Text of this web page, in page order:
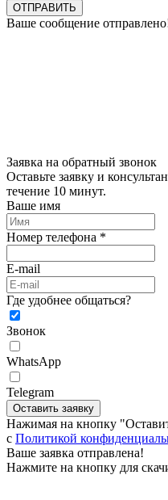
ОТПРАВИТЬ
Ваше сообщение
Заявка на обратный звонок
Оставьте заявку и
течение 10 минут.
Ваше имя
Номер телефона *
E-mail
Где удобнее общаться?
Звонок
WhatsApp
Telegram
Оставить заявку
Нажимая на кнопку
c Политикой
Ваше заявка отправлена!
Нажмите на кнопку для